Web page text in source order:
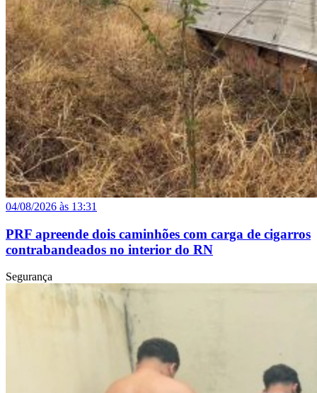
04/08/2026 às 13:31
PRF apreende dois caminhões com carga de cigarros
contrabandeados no interior do RN
Segurança